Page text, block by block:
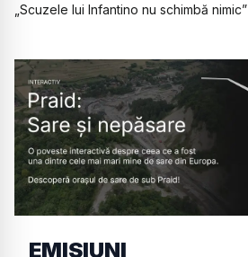
„Scuzele lui Infantino nu schimbă nimic”
EMISIUNI